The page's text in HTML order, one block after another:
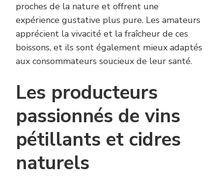
proches de la nature et offrent une
expérience gustative plus pure. Les amateurs
apprécient la vivacité et la fraîcheur de ces
boissons, et ils sont également mieux adaptés
aux consommateurs soucieux de leur santé.
Les producteurs
passionnés de vins
pétillants et cidres
naturels